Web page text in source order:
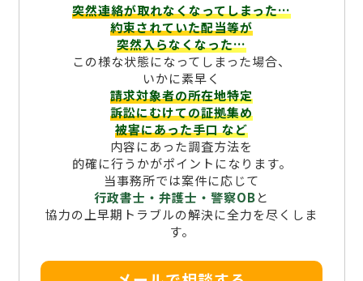
突然連絡が取れなくなってしまった…
約束されていた配当等が
突然入らなくなった…
この様な状態になってしまった場合、
いかに素早く
請求対象者の所在地特定
訴訟にむけての証拠集め
被害にあった手口など
内容にあった調査方法を
的確に行うかがポイントになります。
当事務所では案件に応じて
行政書士・弁護士・警察OBと
協力の上早期トラブルの解決に全力を尽くしま
す。